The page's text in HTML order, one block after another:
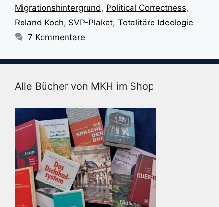
Migrationshintergrund , Political Correctness,
Roland Koch, SVP-Plakat, Totalitäre Ideologie
7 Kommentare
Alle Bücher von MKH im Shop